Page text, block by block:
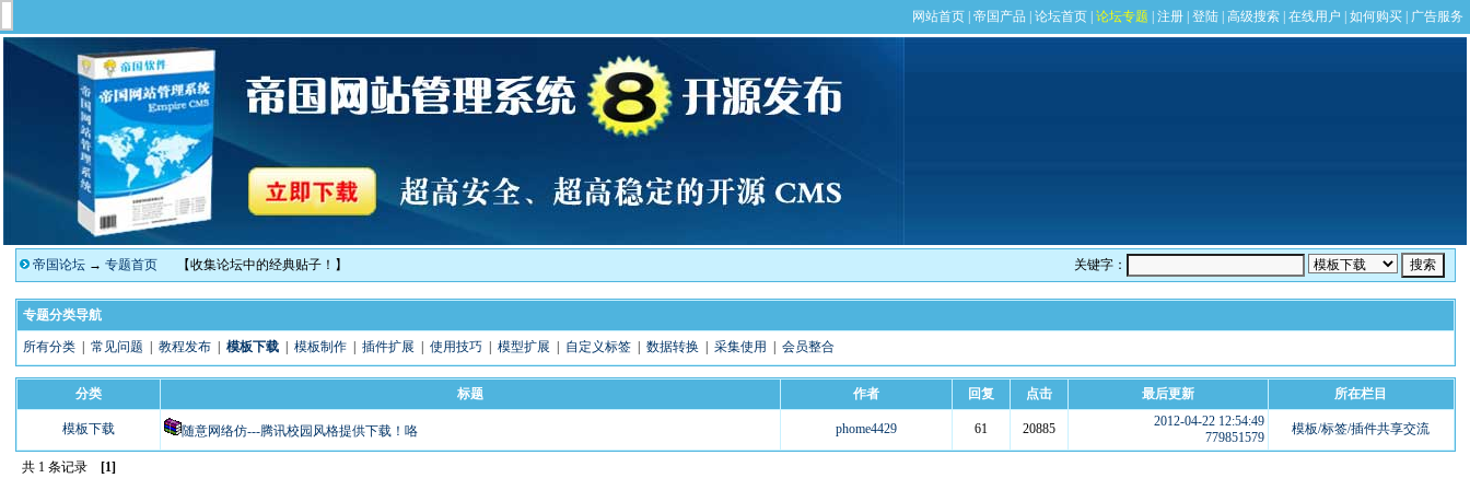
帝国论坛→ 专题首页【收集论坛中的经典贴子！】 关键字：
专题分类导航
所有分类| 常见问题 教程发布| 模板下载| 模板制作| 插件扩展 使用技巧| 模型扩展 自定义标签| 数据转换 采集使用 会员整合
分类 标题 作者 回复 点击 最后更新 所在栏目
模板下载 随意网络仿---腾讯校园风格提供下载！咯 phome4429 61 20885
2012-04-22 12:54:49
779851579
模板/标签/插件共享交流
共 1 条记录 [1]